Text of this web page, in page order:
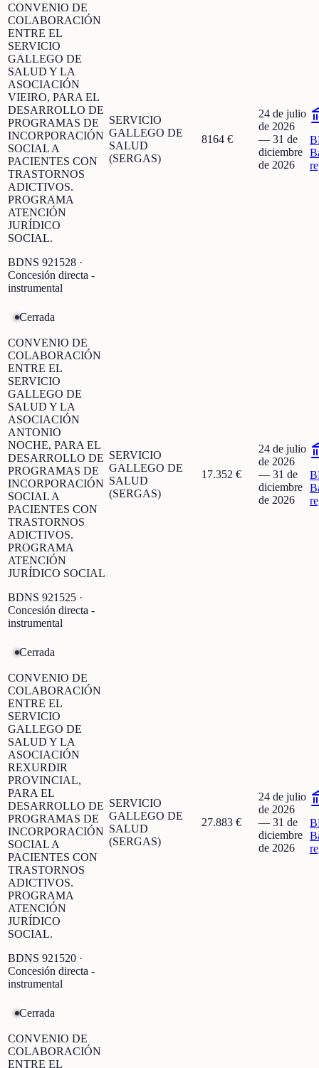
CONVENIO DE
COLABORACIÓN
ENTRE EL
SERVICIO
GALLEGO DE
SALUD Y LA
ASOCIACIÓN
VIEIRO, PARA EL
DESARROLLO DE
PROGRAMAS DE
INCORPORACIÓN
SOCIAL A
PACIENTES CON
TRASTORNOS
ADICTIVOS.
PROGRAMA
ATENCIÓN
JURÍDICO
SOCIAL.
BDNS 921528 ·
Concesión directa -
instrumental
SERVICIO
GALLEGO DE
SALUD
(SERGAS)
8164 €
24 de julio
de 2026
— 31 de
diciembre
de 2026
Cerrada
CONVENIO DE
COLABORACIÓN
ENTRE EL
SERVICIO
GALLEGO DE
SALUD Y LA
ASOCIACIÓN
ANTONIO
NOCHE, PARA EL
DESARROLLO DE
PROGRAMAS DE
INCORPORACIÓN
SOCIAL A
PACIENTES CON
TRASTORNOS
ADICTIVOS.
PROGRAMA
ATENCIÓN
JURÍDICO SOCIAL
BDNS 921525 ·
Concesión directa -
instrumental
SERVICIO
GALLEGO DE
SALUD
(SERGAS)
17.352 €
24 de julio
de 2026
— 31 de
diciembre
de 2026
Cerrada
CONVENIO DE
COLABORACIÓN
ENTRE EL
SERVICIO
GALLEGO DE
SALUD Y LA
ASOCIACIÓN
REXURDIR
PROVINCIAL,
PARA EL
DESARROLLO DE
PROGRAMAS DE
INCORPORACIÓN
SOCIAL A
PACIENTES CON
TRASTORNOS
ADICTIVOS.
PROGRAMA
ATENCIÓN
JURÍDICO
SOCIAL.
BDNS 921520 ·
Concesión directa -
instrumental
SERVICIO
GALLEGO DE
SALUD
(SERGAS)
27.883 €
24 de julio
de 2026
— 31 de
diciembre
de 2026
Cerrada
CONVENIO DE
COLABORACIÓN
ENTRE EL